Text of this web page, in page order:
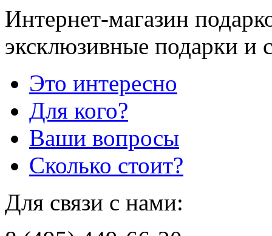
Интернет-магазин
эксклюзивные подарки и
Это интересно
Для кого?
Ваши вопросы
Сколько стоит?
Для связи с нами: